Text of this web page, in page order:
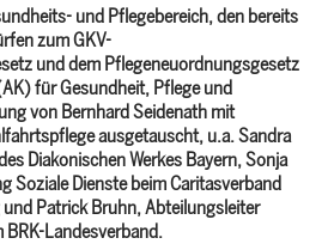
und Pflegebereich, den bereits
zum GKV-
und dem Pflegeneuordnungsgesetz
für Gesundheit, Pflege und
von Bernhard Seidenath mit
ausgetauscht, u.a. Sandra
Diakonischen Werkes Bayern, Sonja
Soziale Dienste beim Caritasverband
Patrick Bruhn, Abteilungsleiter
BRK-Landesverband.